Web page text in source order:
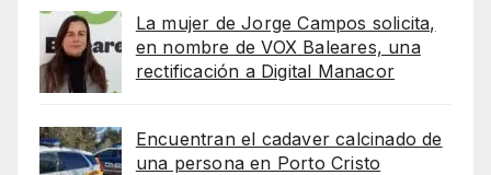
La mujer de Jorge Campos solicita,
en nombre de VOX Baleares, una
rectificación a Digital Manacor
Encuentran el cadaver calcinado de
una persona en Porto Cristo